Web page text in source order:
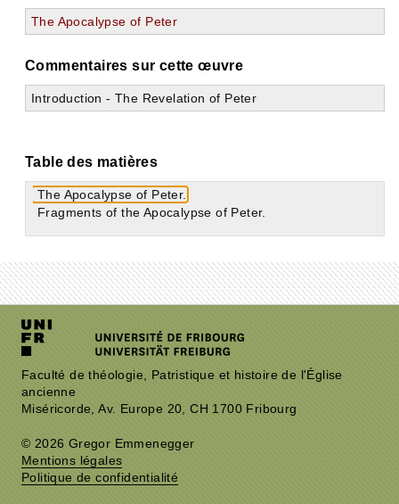
The Apocalypse of Peter
Commentaires sur cette œuvre
Introduction - The Revelation of Peter
Table des matières
The Apocalypse of Peter.
Fragments of the Apocalypse of Peter.
Faculté de théologie, Patristique et histoire de l'Église
ancienne
Miséricorde, Av. Europe 20, CH 1700 Fribourg
© 2026 Gregor Emmenegger
Mentions légales
Politique de confidentialité